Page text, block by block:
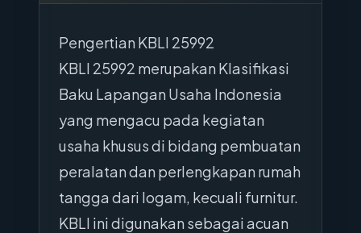
Pengertian KBLI 25992
KBLI 25992 merupakan Klasifikasi
Baku Lapangan Usaha Indonesia
yang mengacu pada kegiatan
usaha khusus di bidang pembuatan
peralatan dan perlengkapan rumah
tangga dari logam, kecuali furnitur.
KBLI ini digunakan sebagai acuan